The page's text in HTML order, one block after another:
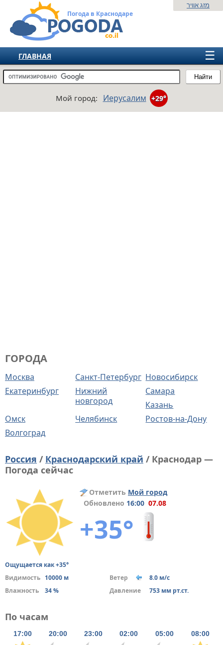
Погода в Краснодаре
Найти
מזג אוויר
☰
ГЛАВНАЯ
ИЗРАИЛЬ
ЕВРОПА
Мой город: Иерусалим +29°
ГОРОДА
Москва Санкт-Петербург Новосибирск
Екатеринбург
Нижний
новгород
Самара
Казань
Омск
Челябинск
Ростов-на-Дону
Волгоград
Россия / Краснодарский край / Краснодар —
Погода сейчас
Отметить Мой город
Обновлено 16:00 07.08
+35°
Ощущается как +35°
Видимость 10000 м Ветер
8.0 м/с
Влажность
34 % Давление 753 мм рт.ст.
По часам
17:00 20:00 23:00 02:00 05:00 08:00